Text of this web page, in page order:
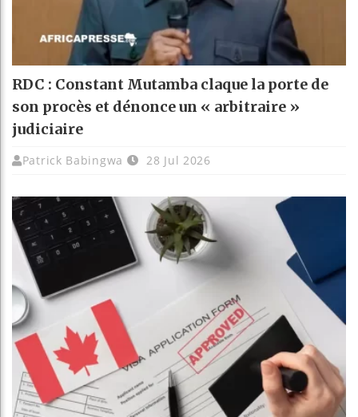
RDC : Constant Mutamba claque la porte de
son procès et dénonce un « arbitraire »
judiciaire
Patrick Babingwa 28 Jul 2026